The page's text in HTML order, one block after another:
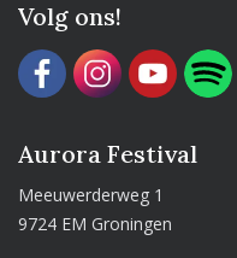
Volg ons!
Aurora Festival
Meeuwerderweg 1
9724 EM Groningen